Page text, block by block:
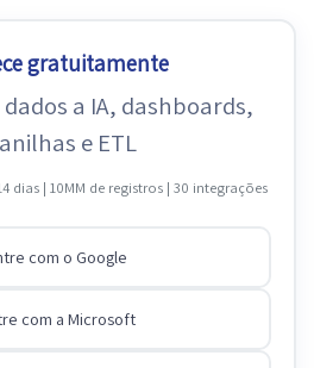
gratuitamente
a IA, dashboards,
e ETL
dias | 10MM de registros | 30 integrações
com o Google
com a Microsoft